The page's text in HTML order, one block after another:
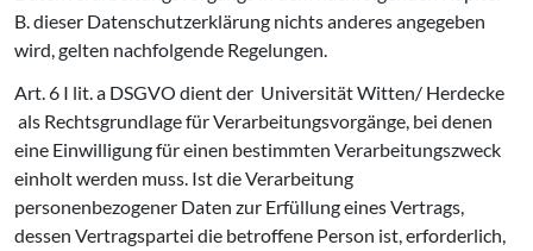
B. dieser Datenschutzerklärung nichts anderes angegeben
wird, gelten nachfolgende Regelungen.
Art. 6 I lit. a DSGVO dient der Universität Witten/ Herdecke
als Rechtsgrundlage für Verarbeitungsvorgänge, bei denen
eine Einwilligung für einen bestimmten Verarbeitungszweck
einholt werden muss. Ist die Verarbeitung
personenbezogener Daten zur Erfüllung eines Vertrags,
dessen Vertragspartei die betroffene Person ist, erforderlich,